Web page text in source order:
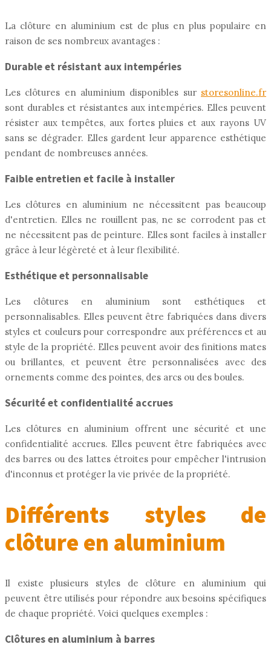
La clôture en aluminium est de plus en plus populaire en
raison de ses nombreux avantages :
Durable et résistant aux intempéries
Les clôtures en aluminium disponibles sur storesonline.fr
sont durables et résistantes aux intempéries. Elles peuvent
résister aux tempêtes, aux fortes pluies et aux rayons UV
sans se dégrader. Elles gardent leur apparence esthétique
pendant de nombreuses années.
Faible entretien et facile à installer
Les clôtures en aluminium ne nécessitent pas beaucoup
d'entretien. Elles ne rouillent pas, ne se corrodent pas et
ne nécessitent pas de peinture. Elles sont faciles à installer
grâce à leur légèreté et à leur flexibilité.
Esthétique et personnalisable
Les clôtures en aluminium sont esthétiques et
personnalisables. Elles peuvent être fabriquées dans divers
styles et couleurs pour correspondre aux préférences et au
style de la propriété. Elles peuvent avoir des finitions mates
ou brillantes, et peuvent être personnalisées avec des
ornements comme des pointes, des arcs ou des boules.
Sécurité et confidentialité accrues
Les clôtures en aluminium offrent une sécurité et une
confidentialité accrues. Elles peuvent être fabriquées avec
des barres ou des lattes étroites pour empêcher l'intrusion
d'inconnus et protéger la vie privée de la propriété.
Différents styles de
clôture en aluminium
Il existe plusieurs styles de clôture en aluminium qui
peuvent être utilisés pour répondre aux besoins spécifiques
de chaque propriété. Voici quelques exemples :
Clôtures en aluminium à barres